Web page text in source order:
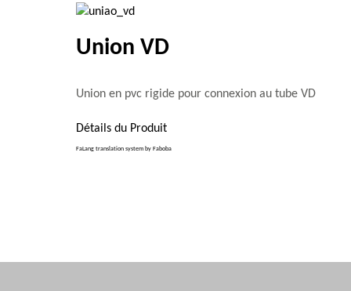
Union VD
Union en pvc rigide pour connexion au tube VD
Détails du Produit
FaLang translation system by Faboba